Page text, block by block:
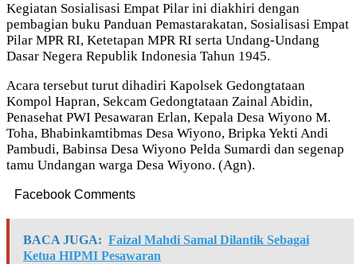
Kegiatan Sosialisasi Empat Pilar ini diakhiri dengan
pembagian buku Panduan Pemastarakatan, Sosialisasi Empat
Pilar MPR RI, Ketetapan MPR RI serta Undang-Undang
Dasar Negera Republik Indonesia Tahun 1945.
Acara tersebut turut dihadiri Kapolsek Gedongtataan
Kompol Hapran, Sekcam Gedongtataan Zainal Abidin,
Penasehat PWI Pesawaran Erlan, Kepala Desa Wiyono M.
Toha, Bhabinkamtibmas Desa Wiyono, Bripka Yekti Andi
Pambudi, Babinsa Desa Wiyono Pelda Sumardi dan segenap
tamu Undangan warga Desa Wiyono. (Agn).
Facebook Comments
BACA JUGA: Faizal Mahdi Samal Dilantik Sebagai
Ketua HIPMI Pesawaran